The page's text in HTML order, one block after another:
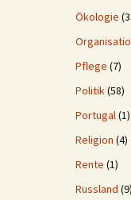
Ökologie
Pflege (7)
Politik(58)
Portugal(1)
Religion (4)
Rente (1)
Russland (9)